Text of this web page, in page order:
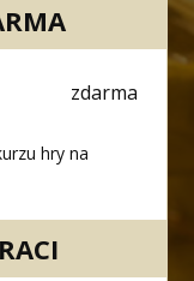
zdarma
hry na